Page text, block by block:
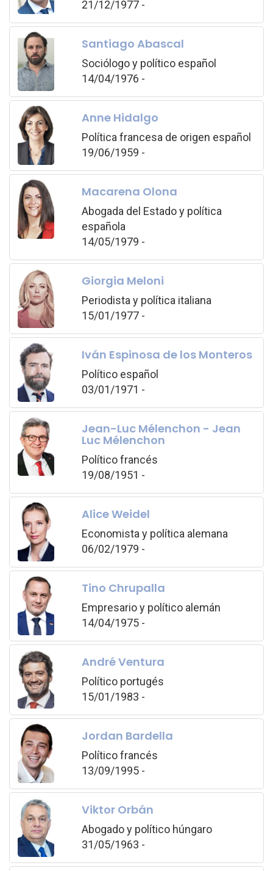
21/12/1977 -
Santiago Abascal
Sociólogo y político español
14/04/1976 -
Anne Hidalgo
Política francesa de origen español
19/06/1959 -
Macarena Olona
Abogada del Estado y política
española
14/05/1979 -
Giorgia Meloni
Periodista y política italiana
15/01/1977 -
Iván Espinosa de los Monteros
Político español
03/01/1971 -
Jean-Luc Mélenchon - Jean
Luc Mélenchon
Político francés
19/08/1951 -
Alice Weidel
Economista y política alemana
06/02/1979 -
Tino Chrupalla
Empresario y político alemán
14/04/1975 -
André Ventura
Político portugés
15/01/1983 -
Jordan Bardella
Político francés
13/09/1995 -
Viktor Orbán
Abogado y político húngaro
31/05/1963 -